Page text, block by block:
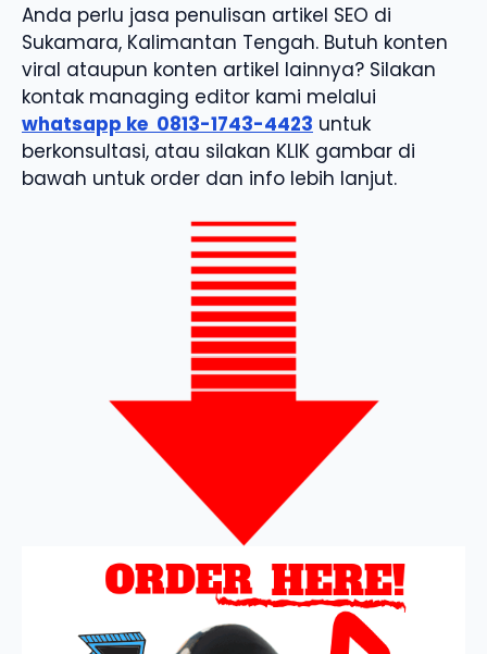
Anda perlu jasa penulisan artikel SEO di
Sukamara, Kalimantan Tengah. Butuh konten
viral ataupun konten artikel lainnya? Silakan
kontak managing editor kami melalui
whatsapp ke 0813-1743-4423 untuk
berkonsultasi, atau silakan KLIK gambar di
bawah untuk order dan info lebih lanjut.